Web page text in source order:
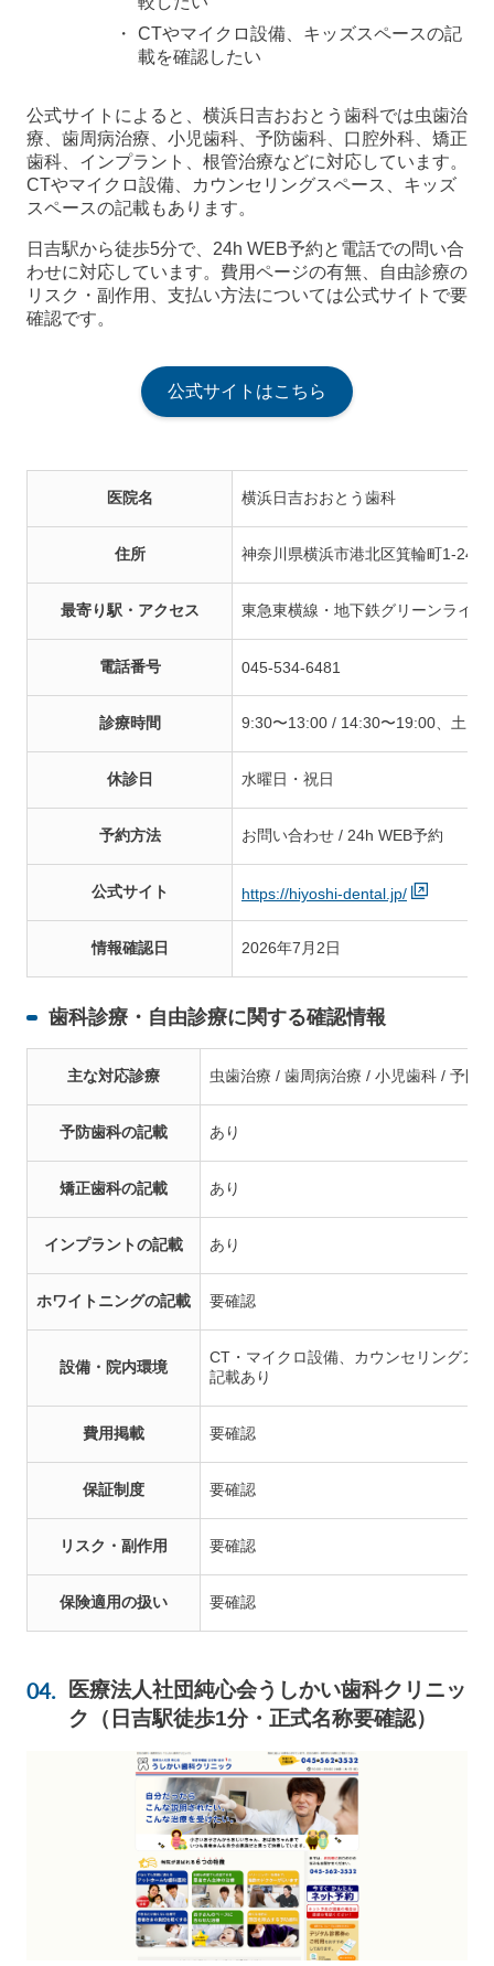
CTやマイクロ設備、キッズスペースの記
載を確認したい
公式サイトによると、横浜日吉おおとう歯科では虫歯治
療、歯周病治療、小児歯科、予防歯科、口腔外科、矯正
歯科、インプラント、根管治療などに対応しています。
CTやマイクロ設備、カウンセリングスペース、キッズ
スペースの記載もあります。
日吉駅から徒歩5分で、24h WEB予約と電話での問い合
わせに対応しています。費用ページの有無、自由診療の
リスク・副作用、支払い方法については公式サイトで要
確認です。
公式サイトはこちら
医院名 横浜日吉おおとう歯科
住所 神奈川県横浜市港北区箕輪町1-24-
最寄り駅・アクセス 東急東横線・地下鉄グリーンライ
電話番号 045-534-6481
診療時間 9:30〜13:00 / 14:30〜19:00、土日
休診日 水曜日・祝日
予約方法 お問い合わせ / 24h WEB予約
公式サイト https://hiyoshi-dental.jp/
情報確認日 2026年7月2日
歯科診療・自由診療に関する確認情報
主な対応診療 虫歯治療 / 歯周病治療 / 小児歯科 / 予防
予防歯科の記載 あり
矯正歯科の記載 あり
インプラントの記載 あり
ホワイトニングの記載 要確認
設備・院内環境
CT・マイクロ設備、カウンセリングス
記載あり
費用掲載 要確認
保証制度 要確認
リスク・副作用 要確認
保険適用の扱い 要確認
医療法人社団純心会うしかい歯科クリニッ
ク（日吉駅徒歩1分・正式名称要確認）